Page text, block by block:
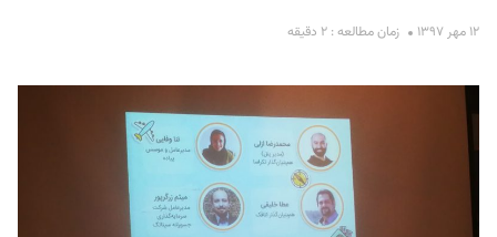
۱۲ مهر ۱۳۹۷ زمان مطالعه : ۲ دقیقه